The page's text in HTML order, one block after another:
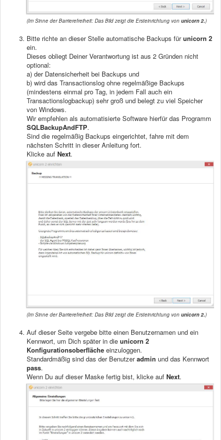
(Im Sinne der Barrierefreiheit: Das Bild zeigt die Ersteinrichtung von unicorn 2.)
Bitte richte an dieser Stelle automatische Backups fürunicorn 2
ein.
Dieses obliegt Deiner Verantwortung ist aus 2 Gründen nicht
optional:
a) der Datensicherheit bei Backups und
b) wird das Transactionslog ohne regelmäßige Backups
(mindestens einmal pro Tag, in jedem Fall auch ein
Transactionslogbackup) sehr groß und belegt zu viel Speicher
von Windows.
Wir empfehlen als automatisierte Software hierfür das Programm
SQLBackupAndFTP.
Sind die regelmäßig Backups eingerichtet, fahre mit dem
nächsten Schritt in dieser Anleitung fort.
Klicke auf Next.
(Im Sinne der Barrierefreiheit: Das Bild zeigt die Ersteinrichtung von unicorn 2.)
Auf dieser Seite vergebe bitte einen Benutzernamen und ein
Kennwort, um Dich später in die unicorn 2
Konfigurationsoberfläche einzuloggen.
Standardmäßig sind das der Benutzeradmin und das Kennwort
pass.
Wenn Du auf dieser Maske fertig bist, klicke auf Next.